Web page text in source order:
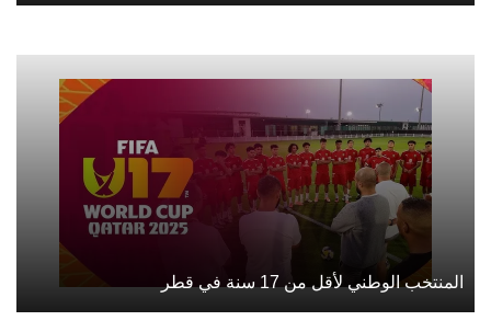
المنتخب الوطني لأقل من 17 سنة في قطر